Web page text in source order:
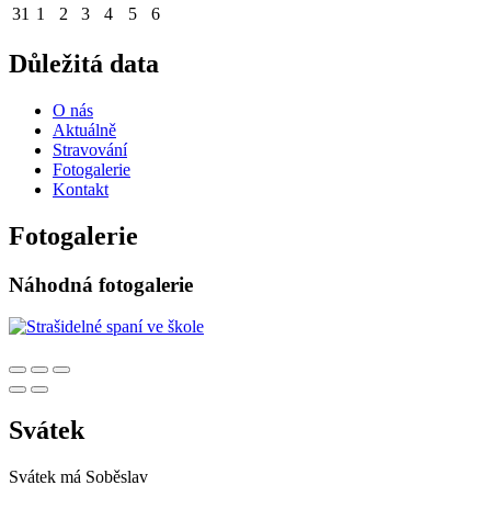
31 1 2 3 4 5 6
Důležitá data
O nás
Aktuálně
Stravování
Fotogalerie
Kontakt
Fotogalerie
Náhodná fotogalerie
Svátek
Svátek má Soběslav